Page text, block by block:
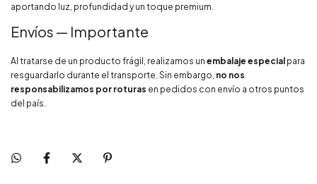
aportando luz, profundidad y un toque premium.
Envíos — Importante
Al tratarse de un producto frágil, realizamos un embalaje especial para
resguardarlo durante el transporte. Sin embargo, no nos
responsabilizamos por roturas en pedidos con envío a otros puntos
del país.